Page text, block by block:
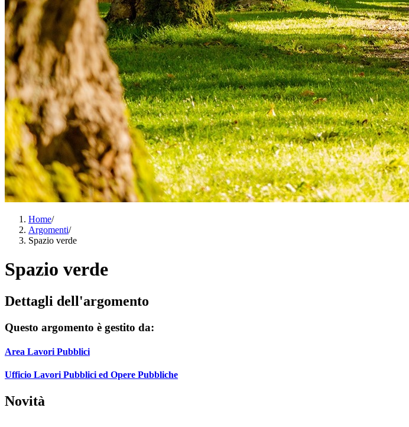
Home/
Argomenti/
Spazio verde
Spazio verde
Dettagli dell'argomento
Questo argomento è gestito da:
Area Lavori Pubblici
Ufficio Lavori Pubblici ed Opere Pubbliche
Novità